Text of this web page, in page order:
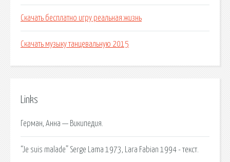
Скачать бесплатно игру реальная жизнь
Скачать музыку танцевальную 2015
Links
Герман, Анна — Википедия.
“Je suis malade” Serge Lama 1973, Lara Fabian 1994 - текст.